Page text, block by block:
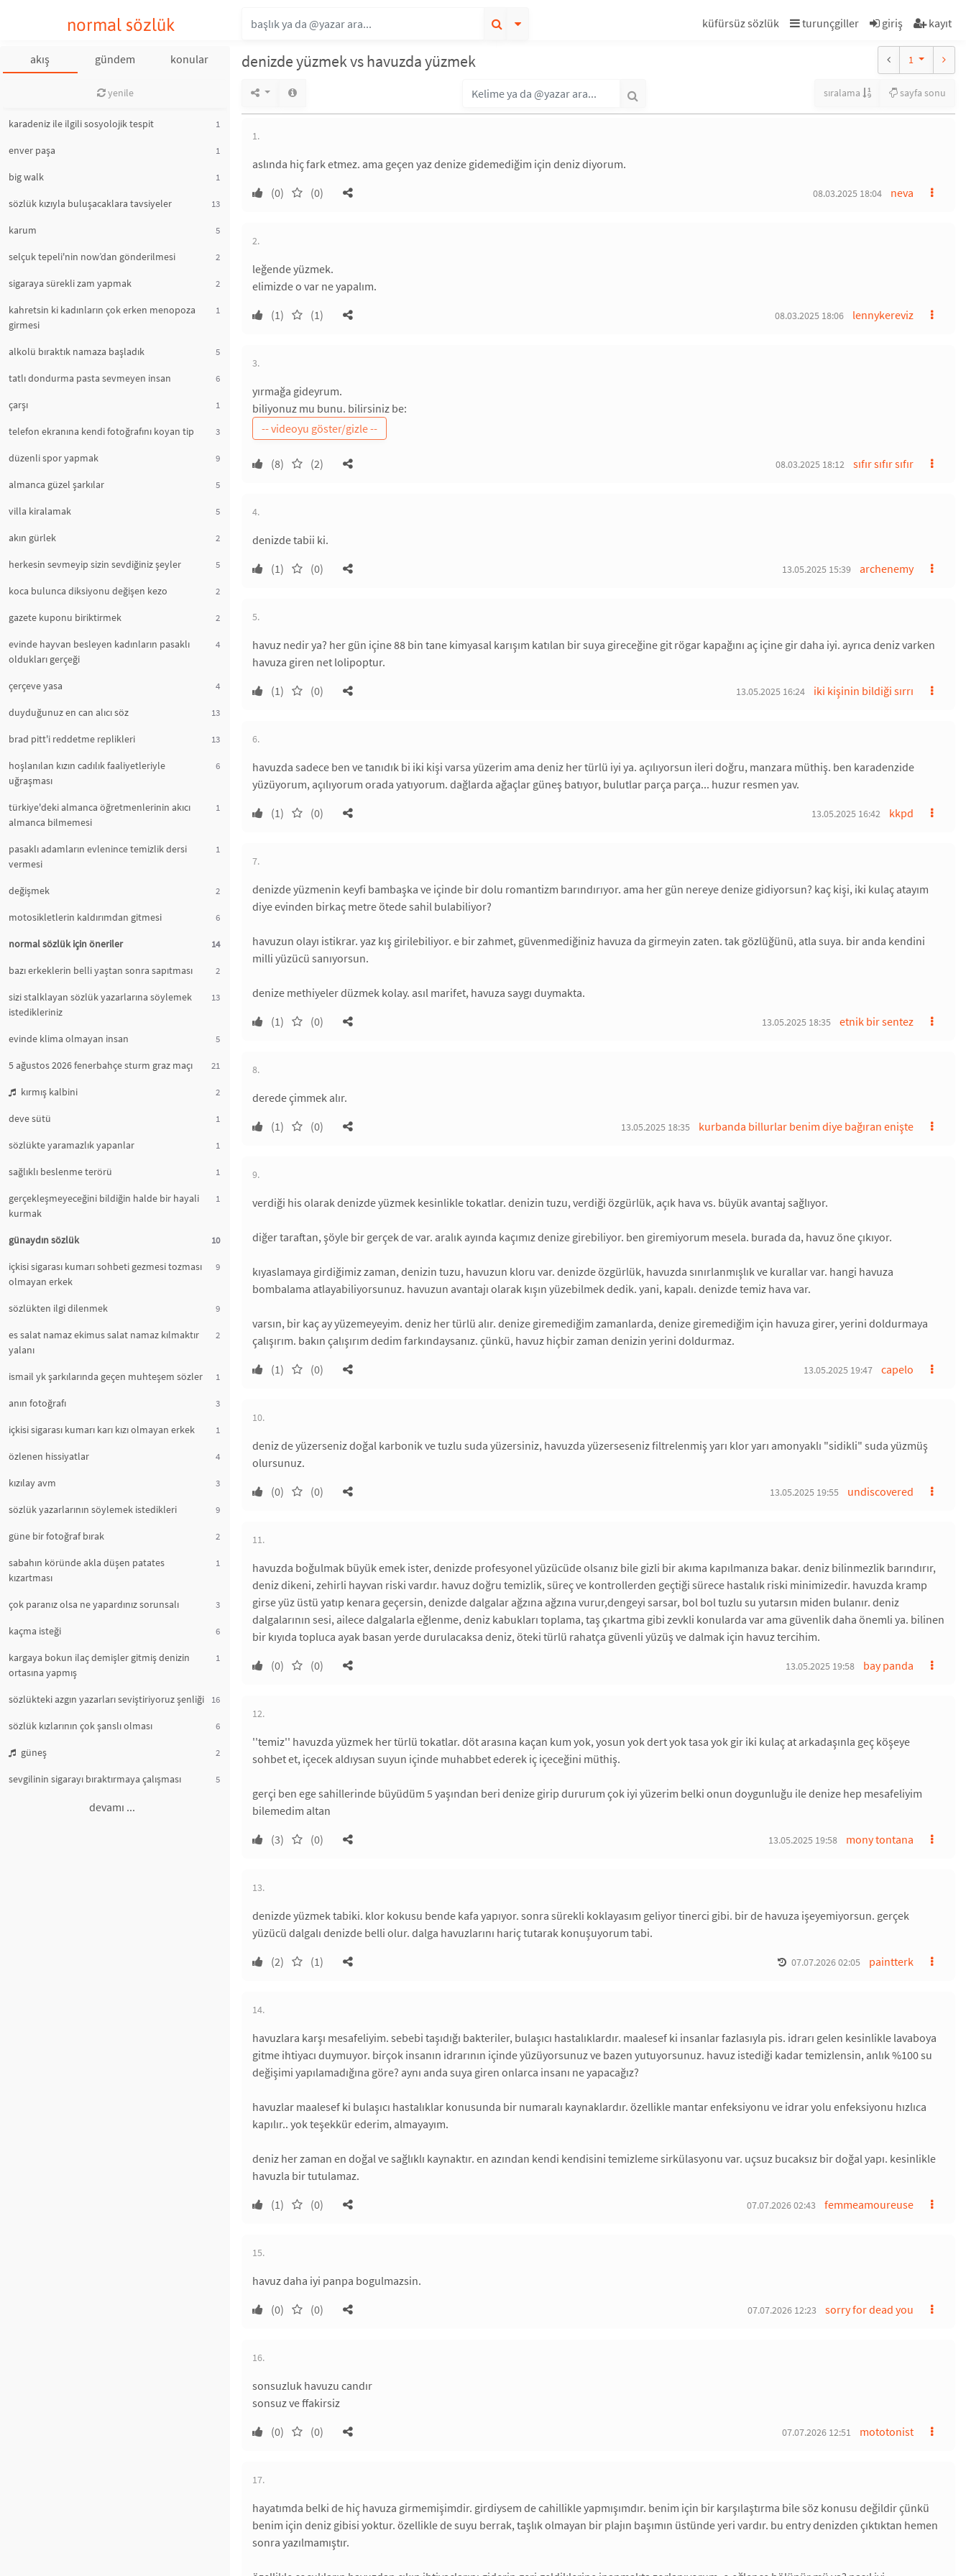
normal sözlük küfürsüz sözlük turunçgiller giriş kayıt
akış gündem konular
yenile
karadeniz ile ilgili sosyolojik tespit 1
enver paşa 1
big walk 1
sözlük kızıyla buluşacaklara tavsiyeler 13
karum 5
selçuk tepeli'nin now’dan gönderilmesi 2
sigaraya sürekli zam yapmak 2
kahretsin ki kadınların çok erken menopoza
girmesi
1
alkolü bıraktık namaza başladık 5
tatlı dondurma pasta sevmeyen insan 6
çarşı 1
telefon ekranına kendi fotoğrafını koyan tip 3
düzenli spor yapmak 9
almanca güzel şarkılar 5
villa kiralamak 5
akın gürlek 2
herkesin sevmeyip sizin sevdiğiniz şeyler 5
koca bulunca diksiyonu değişen kezo 2
gazete kuponu biriktirmek 2
evinde hayvan besleyen kadınların pasaklı
oldukları gerçeği
4
çerçeve yasa 4
duyduğunuz en can alıcı söz 13
brad pitt'i reddetme replikleri 13
hoşlanılan kızın cadılık faaliyetleriyle
uğraşması
6
türkiye'deki almanca öğretmenlerinin akıcı
almanca bilmemesi
1
pasaklı adamların evlenince temizlik dersi
vermesi
1
değişmek 2
motosikletlerin kaldırımdan gitmesi 6
normal sözlük için öneriler 14
bazı erkeklerin belli yaştan sonra sapıtması 2
sizi stalklayan sözlük yazarlarına söylemek
istedikleriniz
13
evinde klima olmayan insan 5
5 ağustos 2026 fenerbahçe sturm graz maçı 21
kırmış kalbini 2
deve sütü 1
sözlükte yaramazlık yapanlar 1
sağlıklı beslenme terörü 1
gerçekleşmeyeceğini bildiğin halde bir hayali
kurmak
1
günaydın sözlük 10
içkisi sigarası kumarı sohbeti gezmesi tozması
olmayan erkek
9
sözlükten ilgi dilenmek 9
es salat namaz ekimus salat namaz kılmaktır
yalanı
2
ismail yk şarkılarında geçen muhteşem sözler 1
anın fotoğrafı 3
içkisi sigarası kumarı karı kızı olmayan erkek 1
özlenen hissiyatlar 4
kızılay avm 3
sözlük yazarlarının söylemek istedikleri 9
güne bir fotoğraf bırak 2
sabahın köründe akla düşen patates
kızartması
1
çok paranız olsa ne yapardınız sorunsalı 3
kaçma isteği 6
kargaya bokun ilaç demişler gitmiş denizin
ortasına yapmış
1
sözlükteki azgın yazarları seviştiriyoruz şenliği 16
sözlük kızlarının çok şanslı olması 6
güneş 2
sevgilinin sigarayı bıraktırmaya çalışması 5
devamı ...
denizde yüzmek vs havuzda yüzmek 1
sıralama sayfa sonu
1.
aslında hiç fark etmez. ama geçen yaz denize gidemediğim için deniz diyorum.
(0)
(0) neva
08.03.2025 18:04
2.
leğende yüzmek.
elimizde o var ne yapalım.
(1)
(1) lennykereviz
08.03.2025 18:06
3.
yırmağa gideyrum.
biliyonuz mu bunu. bilirsiniz be:
(8) (2) sıfır sıfır sıfır
08.03.2025 18:12
4.
denizde tabii ki.
(1)
(0) archenemy
13.05.2025 15:39
5.
havuz nedir ya? her gün içine 88 bin tane kimyasal karışım katılan bir suya gireceğine git rögar kapağını aç içine gir daha iyi. ayrıca deniz varken
havuza giren net lolipoptur.
(1)
(0) iki kişinin bildiği sırrı
13.05.2025 16:24
6.
havuzda sadece ben ve tanıdık bi iki kişi varsa yüzerim ama deniz her türlü iyi ya. açılıyorsun ileri doğru, manzara müthiş. ben karadenzide
yüzüyorum, açılıyorum orada yatıyorum. dağlarda ağaçlar güneş batıyor, bulutlar parça parça... huzur resmen yav.
(1)
(0) kkpd
13.05.2025 16:42
7.
denizde yüzmenin keyfi bambaşka ve içinde bir dolu romantizm barındırıyor. ama her gün nereye denize gidiyorsun? kaç kişi, iki kulaç atayım
diye evinden birkaç metre ötede sahil bulabiliyor?
havuzun olayı istikrar. yaz kış girilebiliyor. e bir zahmet, güvenmediğiniz havuza da girmeyin zaten. tak gözlüğünü, atla suya. bir anda kendini
milli yüzücü sanıyorsun.
denize methiyeler düzmek kolay. asıl marifet, havuza saygı duymakta.
(1)
(0) etnik bir sentez
13.05.2025 18:35
8.
derede çimmek alır.
(1)
(0) kurbanda billurlar benim diye bağıran enişte
13.05.2025 18:35
9.
verdiği his olarak denizde yüzmek kesinlikle tokatlar. denizin tuzu, verdiği özgürlük, açık hava vs. büyük avantaj sağlıyor.
diğer taraftan, şöyle bir gerçek de var. aralık ayında kaçımız denize girebiliyor. ben giremiyorum mesela. burada da, havuz öne çıkıyor.
kıyaslamaya girdiğimiz zaman, denizin tuzu, havuzun kloru var. denizde özgürlük, havuzda sınırlanmışlık ve kurallar var. hangi havuza
bombalama atlayabiliyorsunuz. havuzun avantajı olarak kışın yüzebilmek dedik. yani, kapalı. denizde temiz hava var.
varsın, bir kaç ay yüzemeyeyim. deniz her türlü alır. denize giremediğim zamanlarda, denize giremediğim için havuza girer, yerini doldurmaya
çalışırım. bakın çalışırım dedim farkındaysanız. çünkü, havuz hiçbir zaman denizin yerini doldurmaz.
(1)
(0) capelo
13.05.2025 19:47
10.
deniz de yüzerseniz doğal karbonik ve tuzlu suda yüzersiniz, havuzda yüzerseseniz filtrelenmiş yarı klor yarı amonyaklı "sidikli" suda yüzmüş
olursunuz.
(0)
(0) undiscovered
13.05.2025 19:55
11.
havuzda boğulmak büyük emek ister, denizde profesyonel yüzücüde olsanız bile gizli bir akıma kapılmanıza bakar. deniz bilinmezlik barındırır,
deniz dikeni, zehirli hayvan riski vardır. havuz doğru temizlik, süreç ve kontrollerden geçtiği sürece hastalık riski minimizedir. havuzda kramp
girse yüz üstü yatıp kenara geçersin, denizde dalgalar ağzına ağzına vurur,dengeyi sarsar, bol bol tuzlu su yutarsın miden bulanır. deniz
dalgalarının sesi, ailece dalgalarla eğlenme, deniz kabukları toplama, taş çıkartma gibi zevkli konularda var ama güvenlik daha önemli ya. bilinen
bir kıyıda topluca ayak basan yerde durulacaksa deniz, öteki türlü rahatça güvenli yüzüş ve dalmak için havuz tercihim.
(0)
(0) bay panda
13.05.2025 19:58
12.
''temiz'' havuzda yüzmek her türlü tokatlar. döt arasına kaçan kum yok, yosun yok dert yok tasa yok gir iki kulaç at arkadaşınla geç köşeye
sohbet et, içecek aldıysan suyun içinde muhabbet ederek iç içeceğini müthiş.
gerçi ben ege sahillerinde büyüdüm 5 yaşından beri denize girip dururum çok iyi yüzerim belki onun doygunluğu ile denize hep mesafeliyim
bilemedim altan
(3)
(0) mony tontana
13.05.2025 19:58
13.
denizde yüzmek tabiki. klor kokusu bende kafa yapıyor. sonra sürekli koklayasım geliyor tinerci gibi. bir de havuza işeyemiyorsun. gerçek
yüzücü dalgalı denizde belli olur. dalga havuzlarını hariç tutarak konuşuyorum tabi.
(2)
(1) paintterk
07.07.2026 02:05
14.
havuzlara karşı mesafeliyim. sebebi taşıdığı bakteriler, bulaşıcı hastalıklardır. maalesef ki insanlar fazlasıyla pis. idrarı gelen kesinlikle lavaboya
gitme ihtiyacı duymuyor. birçok insanın idrarının içinde yüzüyorsunuz ve bazen yutuyorsunuz. havuz istediği kadar temizlensin, anlık %100 su
değişimi yapılamadığına göre? aynı anda suya giren onlarca insanı ne yapacağız?
havuzlar maalesef ki bulaşıcı hastalıklar konusunda bir numaralı kaynaklardır. özellikle mantar enfeksiyonu ve idrar yolu enfeksiyonu hızlıca
kapılır.. yok teşekkür ederim, almayayım.
deniz her zaman en doğal ve sağlıklı kaynaktır. en azından kendi kendisini temizleme sirkülasyonu var. uçsuz bucaksız bir doğal yapı. kesinlikle
havuzla bir tutulamaz.
(1)
(0) femmeamoureuse
07.07.2026 02:43
15.
havuz daha iyi panpa bogulmazsin.
(0)
(0) sorry for dead you
07.07.2026 12:23
16.
sonsuzluk havuzu candır
sonsuz ve ffakirsiz
(0)
(0) mototonist
07.07.2026 12:51
17.
hayatımda belki de hiç havuza girmemişimdir. girdiysem de cahillikle yapmışımdır. benim için bir karşılaştırma bile söz konusu değildir çünkü
benim için deniz gibisi yoktur. özellikle de suyu berrak, taşlık olmayan bir plajın başımın üstünde yeri vardır. bu entry denizden çıktıktan hemen
sonra yazılmamıştır.